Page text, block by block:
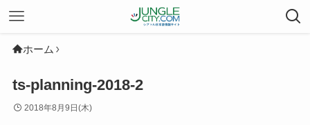
ホーム
ts-planning-2018-2
2018年8月9日(木)